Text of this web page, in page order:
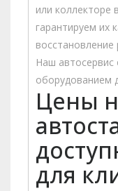
или коллекторе
гарантируем их
Наш
оборудованием
Цены
для